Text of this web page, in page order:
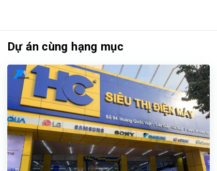
Dự án cùng hạng mục